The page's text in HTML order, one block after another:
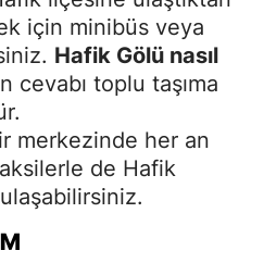
için minibüs veya
Hafik Gölü nasıl
cevabı toplu taşıma
merkezinde her an
de Hafik